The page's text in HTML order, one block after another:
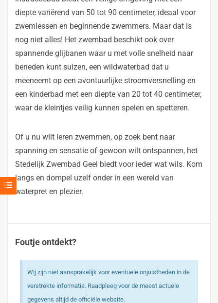
diepte variërend van 50 tot 90 centimeter, ideaal voor
zwemlessen en beginnende zwemmers. Maar dat is
nog niet alles! Het zwembad beschikt ook over
spannende glijbanen waar u met volle snelheid naar
beneden kunt suizen, een wildwaterbad dat u
meeneemt op een avontuurlijke stroomversnelling en
een kinderbad met een diepte van 20 tot 40 centimeter,
waar de kleintjes veilig kunnen spelen en spetteren.
Of u nu wilt leren zwemmen, op zoek bent naar
spanning en sensatie of gewoon wilt ontspannen, het
Stedelijk Zwembad Geel biedt voor ieder wat wils. Kom
langs en dompel uzelf onder in een wereld van
waterpret en plezier.
Foutje ontdekt?
Wij zijn niet aansprakelijk voor eventuele onjuistheden in de
verstrekte informatie. Raadpleeg voor de meest actuele
gegevens altijd de officiële website.